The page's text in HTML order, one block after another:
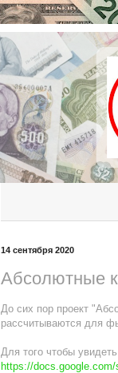
14 сентября 2020
Абсолютные
До сих пор проект
рассчитываются для
Для того чтобы
https://